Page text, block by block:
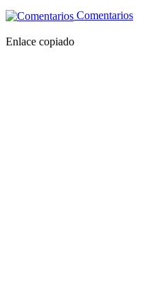
Comentarios
Enlace copiado